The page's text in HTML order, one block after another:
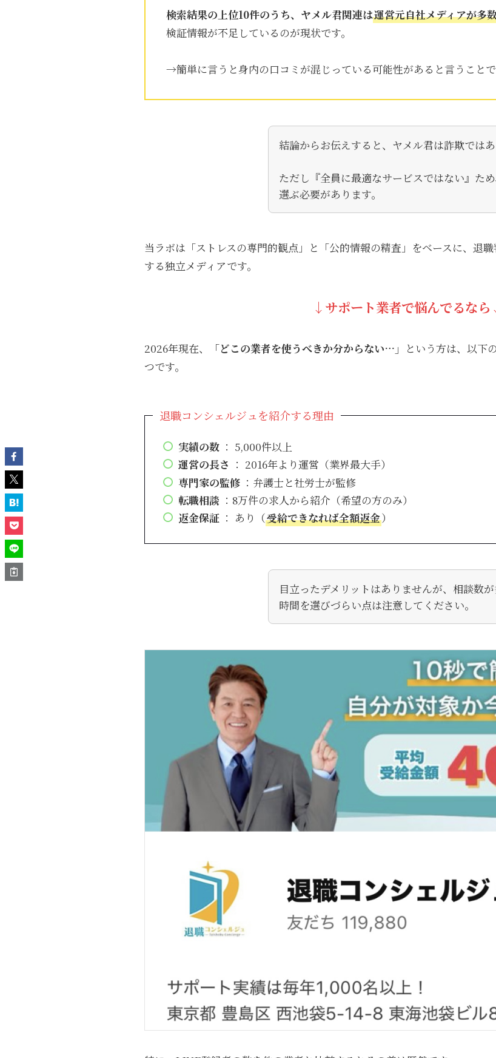
検索結果の上位10件のうち、ヤメル君関連は運営元自社メディアが多
検証情報が不足しているのが現状です。
→簡単に言うと身内の口コミが混じっている可能性があると言うことで
結論からお伝えすると、ヤメル君は詐欺ではあ
ただし『全員に最適なサービスではない』た
選ぶ必要があります。
当ラボは「ストレスの専門的観点」と「公的情報の精査」をベースに、退
する独立メディアです。
↓ サポート業者で悩んでるな
2026年現在、 「どこの業者を使うべきか分からない…」 という方は、以下
つです。
退職コンシェルジュを紹介する理由
実績の数 ： 5,000件以上
運営の長さ ： 2016年より運営（業界最大手）
専門家の監修 ：弁護士と社労士が監修
転職相談 ：8万件の求人から紹介（希望の方のみ）
返金保証 ： あり（受給できなれば全額返金）
目立ったデメリットはありませんが、相談数
時間を選びづらい点は注意してください。